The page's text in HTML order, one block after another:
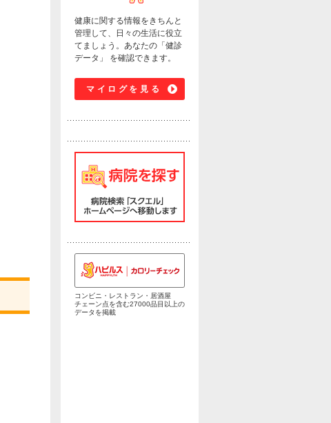
健康に関する情報をきちんと
管理して、日々の生活に役立
てましょう。あなたの「健診
データ」 を確認できます。
マイログを見る
コンビニ・レストラン・居酒屋
チェーン点を含む27000品目以上の
データを掲載